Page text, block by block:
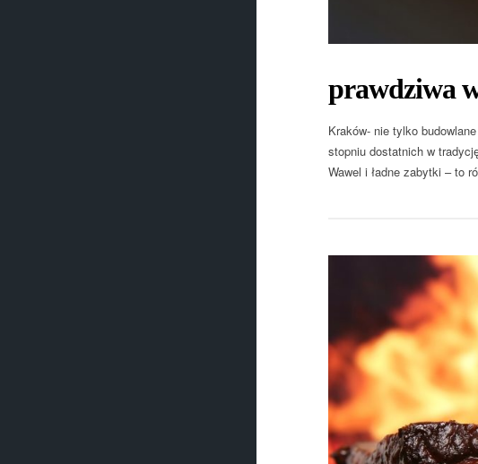
prawdziwa
Kraków- nie tylko
stopniu dostatnich w
Wawel i ładne zabytki – to